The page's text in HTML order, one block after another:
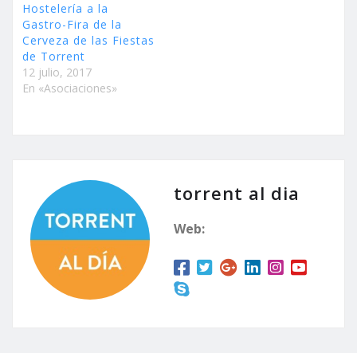
Hostelería a la
Gastro-Fira de la
Cerveza de las Fiestas
de Torrent
12 julio, 2017
En «Asociaciones»
torrent al dia
Web: